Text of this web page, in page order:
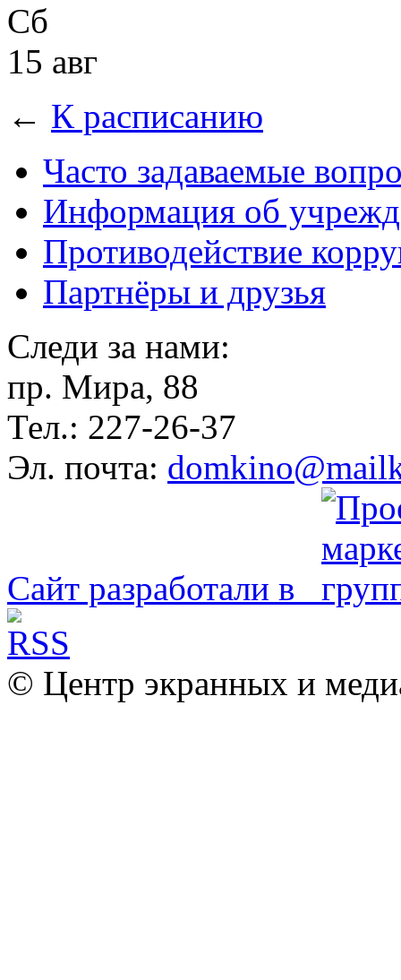
Сб
15 авг
← К расписанию
Часто задаваемые
Информация об
Противодействие
Партнёры и друзья
Следи за нами:
пр. Мира, 88
Тел.: 227-26-37
Эл. почта:
Сайт разработали в
© Центр экранных и